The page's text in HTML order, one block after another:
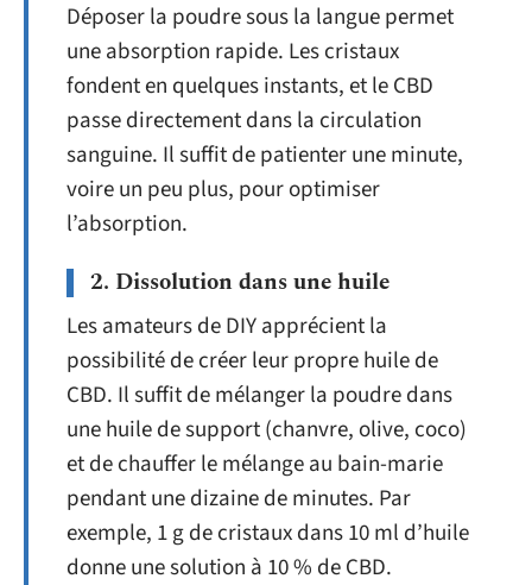
Déposer la poudre sous la langue permet
une absorption rapide. Les cristaux
fondent en quelques instants, et le CBD
passe directement dans la circulation
sanguine. Il suffit de patienter une minute,
voire un peu plus, pour optimiser
l’absorption.
2. Dissolution dans une huile
Les amateurs de DIY apprécient la
possibilité de créer leur propre huile de
CBD. Il suffit de mélanger la poudre dans
une huile de support (chanvre, olive, coco)
et de chauffer le mélange au bain-marie
pendant une dizaine de minutes. Par
exemple, 1 g de cristaux dans 10 ml d’huile
donne une solution à 10 % de CBD.